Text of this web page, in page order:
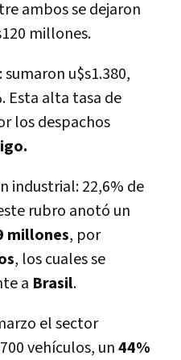
ambos se dejaron
millones.
: sumaron u$s1.380,
Esta alta tasa de
los despachos
industrial: 22,6% de
rubro anotó un
millones, por
, los cuales se
a Brasil.
el sector
vehí­culos, un44%